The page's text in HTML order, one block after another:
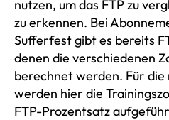
nutzen, um das FTP zu
zu erkennen. Bei
Sufferfest gibt es bereits
denen die verschiedenen
berechnet werden. Für
werden hier die
FTP-Prozentsatz